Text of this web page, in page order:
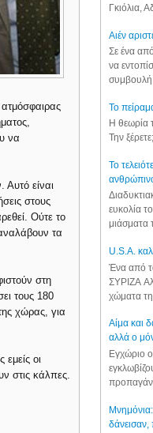
να
Αυτό είναι
στους
Ούτε το
τα
στη
τους 180
χώρας, για
οι
στις κάλπες.
Γκιόλια,
Aιέν
Σε ένα
να
συμβουλή
Το
Η θεωρία
Την
Το
ευκολία
μιάσματα
U.S.A.
Ένα από
ΣΥΡΙΖΑ
χώματα
Αίμα και
αλλά ο
Εγχώριο
δάνεισαν,